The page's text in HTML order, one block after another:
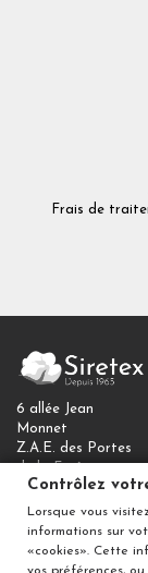
Frais de
6 allée Jean
Monnet
Z.A.E. des Portes
77090 Collégien
Contactez-nous
Contrôlez votre
Contrôlez
Lorsque vous
informations sur
«cookies». Cette